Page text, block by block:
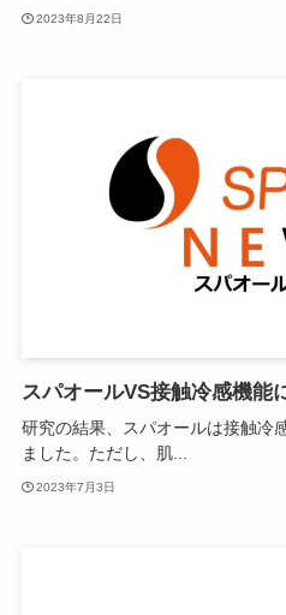
2023年8月22日
スパオールVS接触冷感機能
研究の結果、スパオールは接触冷
ました。ただし、肌...
2023年7月3日